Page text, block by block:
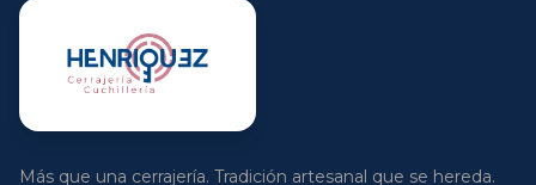
Más que una cerrajería. Tradición artesanal que se hereda.